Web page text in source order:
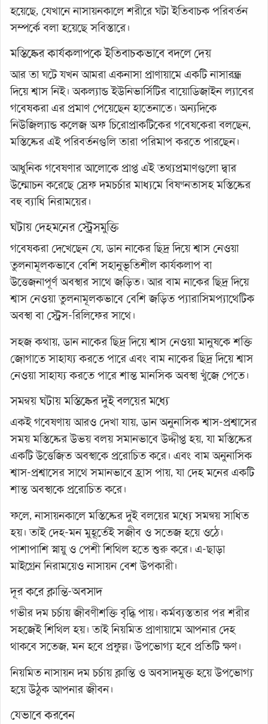
হয়েছে, যেখানে নাসায়নকালে শরীরে ঘটা ইতিবাচক পরিবর্তন
সম্পর্কে বলা হয়েছে সবিস্তারে।
মস্তিষ্কের কার্যকলাপকে ইতিবাচকভাবে বদলে দেয়
আর তা ঘটে যখন আমরা একনাসা প্রাণায়ামে একটি নাসারন্ধ্র
দিয়ে শ্বাস নিই। অকল্যান্ড ইউনিভার্সিটির বায়োডিজাইন ল্যাবের
গবেষকরা এর প্রমাণ পেয়েছেন হাতেনাতে। অন্যদিকে
নিউজিল্যান্ড কলেজ অফ চিরোপ্রাকটিকের গবেষকেরা বলছেন,
মস্তিষ্কের এই পরিবর্তনগুলি তারা পরিমাপ করতে পারছেন।
আধুনিক গবেষণার আলোকে প্রাপ্ত এই তথ্যপ্রমাণগুলো দ্বার
উন্মোচন করেছে স্রেফ দমচর্চার মাধ্যমে বিষণ্নতাসহ মস্তিষ্কের
বহু ব্যাধি নিরাময়ের।
ঘটায় দেহমনের স্ট্রেসমুক্তি
গবেষকরা দেখেছেন যে, ডান নাকের ছিদ্র দিয়ে শ্বাস নেওয়া
তুলনামূলকভাবে বেশি সহানুভূতিশীল কার্যকলাপ বা
উত্তেজনাপূর্ণ অবস্থার সাথে জড়িত। আর বাম নাকের ছিদ্র দিয়ে
শ্বাস নেওয়া তুলনামূলকভাবে বেশি জড়িত প্যারাসিমপ্যাথেটিক
অবস্থা বা স্ট্রেস-রিলিফের সাথে।
সহজ কথায়, ডান নাকের ছিদ্র দিয়ে শ্বাস নেওয়া মানুষকে শক্তি
জোগাতে সাহায্য করতে পারে এবং বাম নাকের ছিদ্র দিয়ে শ্বাস
নেওয়া সাহায্য করতে পারে শান্ত মানসিক অবস্থা খুঁজে পেতে।
সমন্বয় ঘটায় মস্তিষ্কের দুই বলয়ের মধ্যে
একই গবেষণায় আরও দেখা যায়, ডান অনুনাসিক শ্বাস-প্রশ্বাসের
সময় মস্তিষ্কের উভয় বলয় সমানভাবে উদ্দীপ্ত হয়, যা মস্তিষ্কের
একটি উত্তেজিত অবস্থাকে প্ররোচিত করে। এবং বাম অনুনাসিক
শ্বাস-প্রশ্বাসের সাথে সমানভাবে হ্রাস পায়, যা দেহ মনের একটি
শান্ত অবস্থাকে প্ররোচিত করে।
ফলে, নাসায়নকালে মস্তিষ্কের দুই বলয়ের মধ্যে সমন্বয় সাধিত
হয়। তাই দেহ-মন মুহূর্তেই সজীব ও সতেজ হয়ে ওঠে।
পাশাপাশি স্নায়ু ও পেশী শিথিল হতে শুরু করে। এ-ছাড়া
মাইগ্রেন নিরাময়েও নাসায়ন বেশ উপকারী।
দূর করে ক্লান্তি-অবসাদ
গভীর দম চর্চায় জীবণীশক্তি বৃদ্ধি পায়। কর্মব্যস্ততার পর শরীর
সহজেই শিথিল হয়। তাই নিয়মিত প্রাণায়ামে আপনার দেহ
থাকবে সতেজ, মন হবে প্রফুল্ল। উপভোগ্য হবে প্রতিটি ক্ষণ।
নিয়মিত নাসায়ন দম চর্চায় ক্লান্তি ও অবসাদমুক্ত হয়ে উপভোগ্য
হয়ে উঠুক আপনার জীবন।
যেভাবে করবেন